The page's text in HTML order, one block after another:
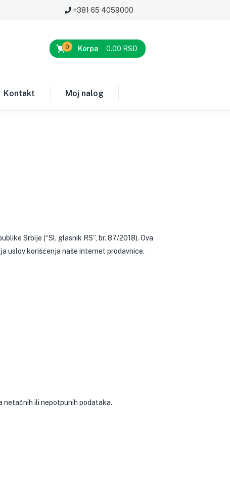
+381 65 4059000
Korpa
0 0.00 RSD
Kontakt Moj nalog
Srbije (“Sl. glasnik RS”, br. 87/2018). Ova
uslov korišćenja naše internet prodavnice.
netačnih ili nepotpunih podataka.